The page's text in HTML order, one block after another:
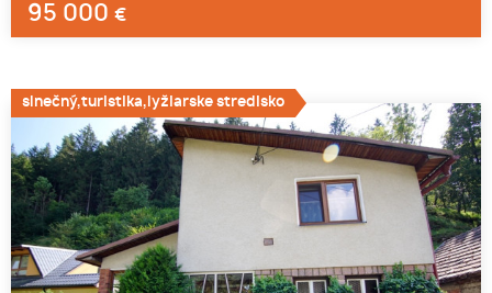
95 000 €
slnečný,turistika,lyžiarske stredisko